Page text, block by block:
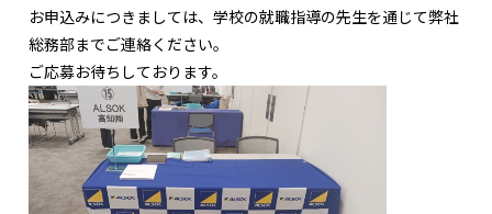
お申込みにつきましては、学校の就職指導の先生を通じて弊社
総務部までご連絡ください。
ご応募お待ちしております。